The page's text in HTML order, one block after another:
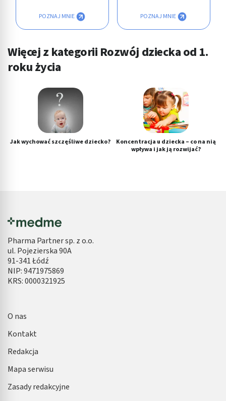
POZNAJ MNIE POZNAJ MNIE
Więcej z kategorii Rozwój dziecka od 1.
roku życia
Jak wychować szczęśliwe dziecko?
Koncentracja u dziecka – co na nią
wpływa i jak ją rozwijać?
Pharma Partner sp. z o.o.
ul. Pojezierska 90A
91-341 Łódź
NIP: 9471975869
KRS: 0000321925
O nas
Kontakt
Redakcja
Mapa serwisu
Zasady redakcyjne